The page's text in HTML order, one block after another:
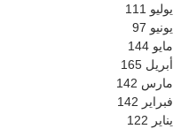
يوليو 111
يونيو 97
مايو 144
أبريل 165
مارس 142
فبراير 142
يناير 122